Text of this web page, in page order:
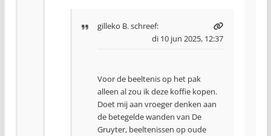
gilleko B.schreef:
di 10 jun 2025, 12:37
Voor de beeltenis op het pak
alleen al zou ik deze koffie kopen.
Doet mij aan vroeger denken aan
de betegelde wanden van De
Gruyter, beeltenissen op oude